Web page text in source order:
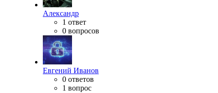
Александр
1 ответ
0 вопросов
Евгений Иванов
0 ответов
1 вопрос